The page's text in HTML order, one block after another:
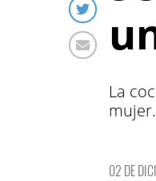
La
mujer.
02 DE